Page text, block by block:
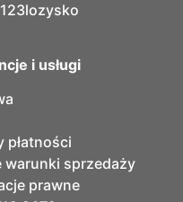
i usługi
płatności
warunki sprzedaży
prawne